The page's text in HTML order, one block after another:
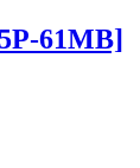
61MB]